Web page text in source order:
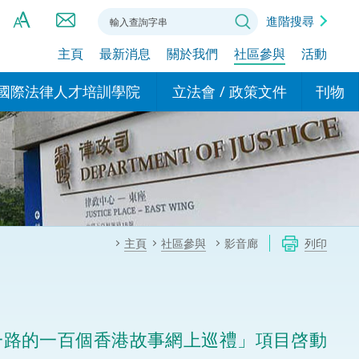
Indonesia (印尼語)
印度語)
(尼泊爾語)
اردو (烏爾都語)
A
A
進階搜尋
主頁 最新消息 關於我們 社區參與 活動
設立辦事
際法律人才培訓學院
學院
專家委員會
辦公室
培訓課程和能力建設項
立法會 / 政策文件
現行政策措施
政策文件
特別財務委員會
刊物
基本
民事
國際
主頁 社區參與 影音廊 列印
的一百個香港故事網上巡禮」項目啓動